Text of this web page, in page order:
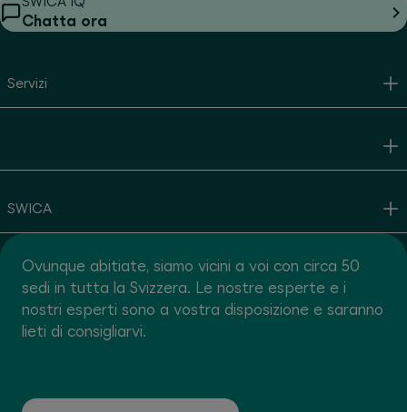
Chatta ora
Servizi
SWICA
Ovunque abitiate, siamo vicini a voi con circa 50
sedi in tutta la Svizzera. Le nostre esperte e i
nostri esperti sono a vostra disposizione e saranno
lieti di consigliarvi.